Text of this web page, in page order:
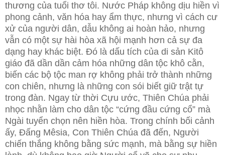
thương của tuổi thơ tôi. Nước Pháp không dịu hiền vì
phong cảnh, văn hóa hay ẩm thực, nhưng vì cách cư
xử của người dân, dẫu không ai hoàn hảo, nhưng
vẫn có một sự hài hòa xã hội mạnh hơn cả sự đa
dạng hay khác biệt. Đó là dấu tích của di sản Kitô
giáo đã dần dần cảm hóa những dân tộc khô cằn,
biến các bộ tộc man rợ không phải trở thành những
con chiên, nhưng là những con sói biết giữ trật tự
trong đàn. Ngay từ thời Cựu ước, Thiên Chúa phải
nhọc nhằn làm cho dân tộc “cứng đầu cứng cổ” mà
Ngài tuyển chọn nên hiền hòa. Trong chính bối cảnh
ấy, Đấng Mêsia, Con Thiên Chúa đã đến, Người
chiến thắng không bằng sức mạnh, mà bằng sự hiền